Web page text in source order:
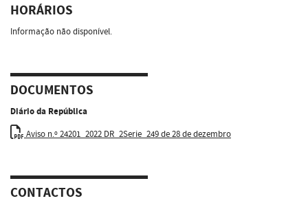
HORÁRIOS
Informação não disponível.
DOCUMENTOS
Diário da República
Aviso n.º 24201_2022 DR_2Serie_249 de 28 de dezembro
CONTACTOS